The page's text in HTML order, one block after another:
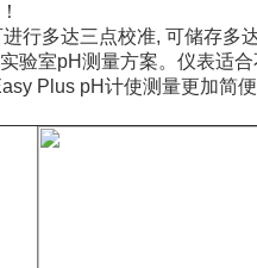
行多达三点校准, 可储存多
验室pH测量方案。仪表适
Plus pH计使测量更加简便